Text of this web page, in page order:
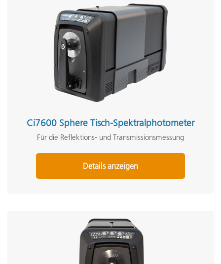
Ci7600 Sphere Tisch-Spektralphotometer
Für die Reflektions- und Transmissionsmessung
Details anzeigen